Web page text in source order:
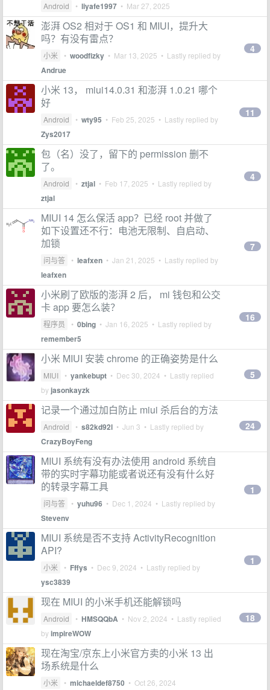
Android • liyafe1997 • Mar 27, 2025
澎湃 OS2 相对于 OS1 和 MIUI，提升大
吗？有没有雷点？
小米 • woodfizky • Mar 13, 2025 • Lastly replied by
Andrue
4
小米 13， miui14.0.31 和澎湃 1.0.21 哪个
好
Android • wty95 • Feb 25, 2025 • Lastly replied by
Zys2017
11
包（名）没了，留下的 permission 删不
了。
Android • ztjal • Feb 17, 2025 • Lastly replied by
ztjal
4
MIUI 14 怎么保活 app？已经 root 并做了
如下设置还不行：电池无限制、自启动、
加锁
问与答 • leafxen • Jan 21, 2025 • Lastly replied by
leafxen
7
小米刷了欧版的澎湃 2 后， mi 钱包和公交
卡 app 要怎么装？
程序员 • 0bing • Jan 16, 2025 • Lastly replied by
remember5
16
小米 MIUI 安装 chrome 的正确姿势是什么
MIUI • yankebupt • Dec 30, 2024 • Lastly replied
by jasonkayzk
5
记录一个通过加白防止 miui 杀后台的方法
Android • s82kd92l • Jun 3 • Lastly replied by
CrazyBoyFeng
24
MIUI 系统有没有办法使用 android 系统自
带的实时字幕功能或者说还有没有什么好
的转录字幕工具
问与答 • yuhu96 • Dec 1, 2024 • Lastly replied by
Stevenv
1
MIUI 系统是否不支持 ActivityRecognition
API?
小米 • Fffys • Dec 9, 2024 • Lastly replied by
ysc3839
1
现在 MIUI 的小米手机还能解锁吗
Android • HMSQQbA • Nov 2, 2024 • Lastly replied
byimpireWOW
18
现在淘宝/京东上小米官方卖的小米 13 出
场系统是什么
小米 • michaeldef8750 • Oct 26, 2024